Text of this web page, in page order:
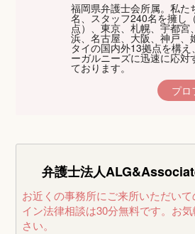
福岡県弁護士会所属。私た
名、スタッフ240名を擁し
点）、東京、札幌、宇都宮
浜、名古屋、大阪、神戸、
タイの国内外13拠点を構え
ーガルニーズに迅速に応対
ております。
プロ
弁護士法人
お近くの事務所にご来所いただい
イン法律相談は30分無料です。 お
さい。